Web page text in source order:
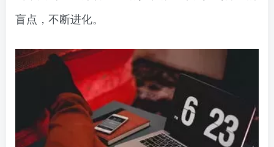
盲点，不断进化。